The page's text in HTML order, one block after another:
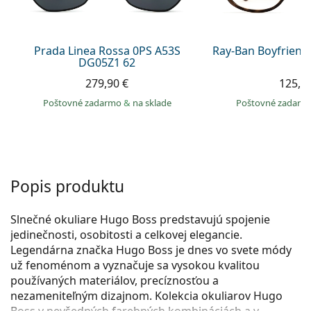
Persol
Všetky značky
Prada Linea Rossa 0PS A53S
DG05Z1 62
279,90 €
Poštovné zadarmo& na sklade
Ray-Ban
Poštovné
Popis produktu
Slnečné okuliare Hugo Boss predstavujú spojenie
jedinečnosti, osobitosti a celkovej elegancie.
Legendárna značka Hugo Boss je dnes vo svete módy
už fenoménom a vyznačuje sa vysokou kvalitou
používaných materiálov, precíznosťou a
nezameniteľným dizajnom. Kolekcia okuliarov Hugo